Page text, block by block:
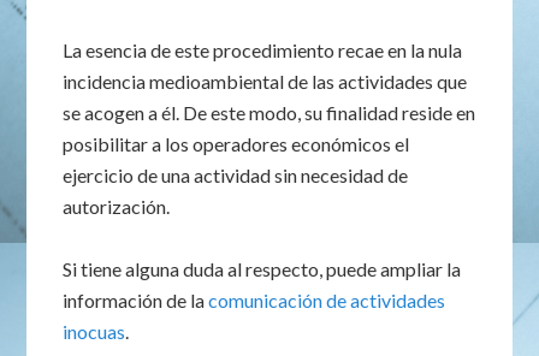
La esencia de este procedimiento recae en la nula
incidencia medioambiental de las actividades que
se acogen a él. De este modo, su finalidad reside en
posibilitar a los operadores económicos el
ejercicio de una actividad sin necesidad de
autorización.
Si tiene alguna duda al respecto, puede ampliar la
información de lacomunicación de actividades
inocuas.